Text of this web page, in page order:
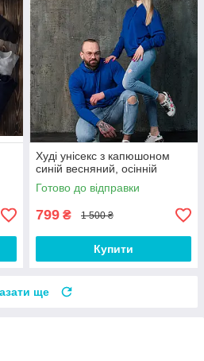
Худі унісекс з капюшоном
синій весняний, осінній
Готово до відправки
799 ₴ 1 500 ₴
Купити
ще